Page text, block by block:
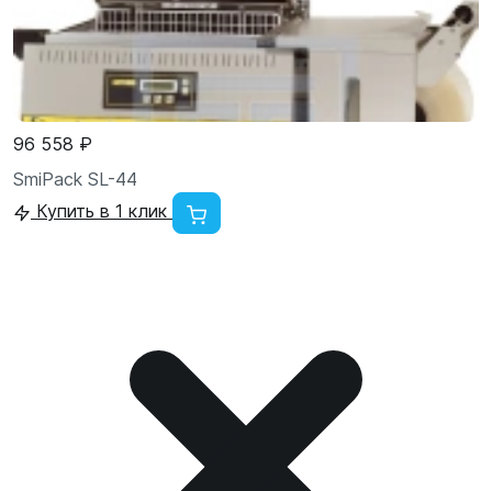
96 558 ₽
SmiPack SL-44
Купить в 1 клик